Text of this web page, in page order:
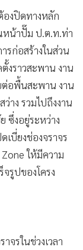
องปิดทางหลัก
หน้าปั๊ม ป.ต.ท.ท่า
รก่อสร้างในส่วน
งราวสะพาน งาน
อพื้นสะพาน งาน
าง รวมไปถึงงาน
ซึ่งอยู่ระหว่าง
เบี่ยงช่องจราจร
ให้มีความ
รูปของโครง